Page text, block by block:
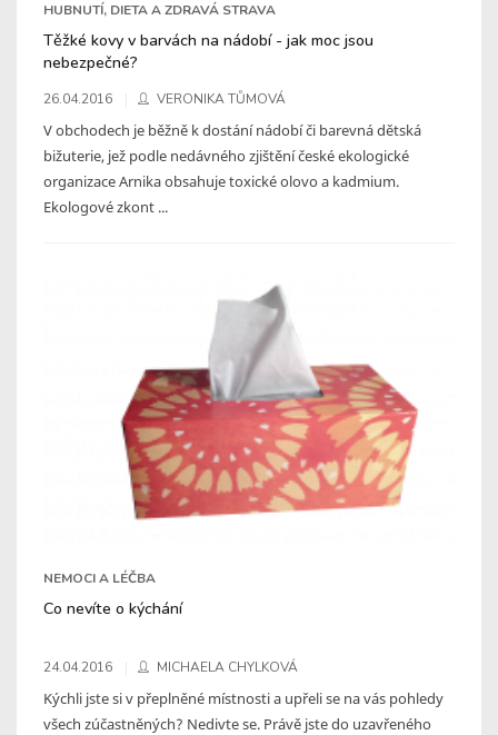
HUBNUTÍ, DIETA A ZDRAVÁ STRAVA
Těžké kovy v barvách na nádobí - jak moc jsou
nebezpečné?
26.04.2016 VERONIKA TŮMOVÁ
V obchodech je běžně k dostání nádobí či barevná dětská
bižuterie, jež podle nedávného zjištění české ekologické
organizace Arnika obsahuje toxické olovo a kadmium.
Ekologové zkont ...
NEMOCI A LÉČBA
Co nevíte o kýchání
24.04.2016 MICHAELA CHYLKOVÁ
Kýchli jste si v přeplněné místnosti a upřeli se na vás pohledy
všech zúčastněných? Nedivte se. Právě jste do uzavřeného